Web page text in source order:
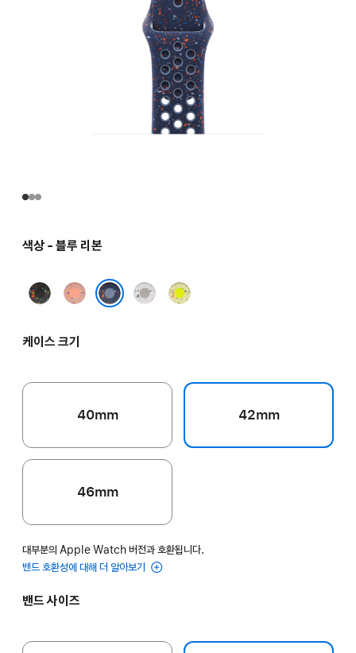
색상 - 블루 리본
미드나이트알펜글로우
베일드
볼트
케이스 크기
40mm 42mm
46mm
대부분의 Apple Watch 버전과 호환됩니다.
밴드 호환성에 대해 더 알아보기
밴드 사이즈